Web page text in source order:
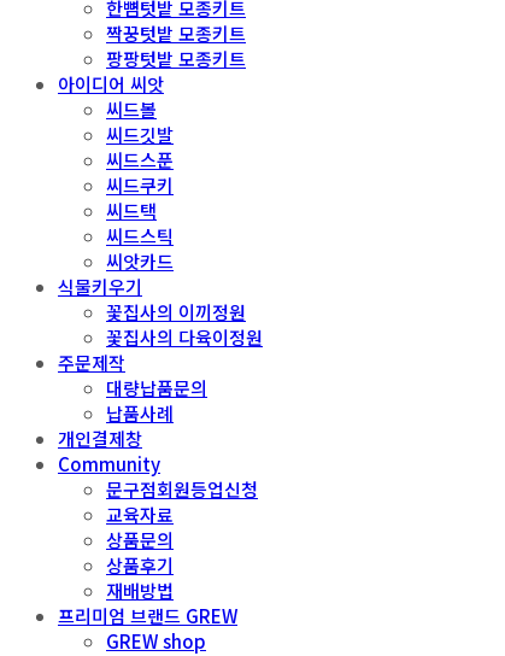
한뼘텃밭 모종키트
짝꿍텃밭 모종키트
팡팡텃밭 모종키트
아이디어 씨앗
씨드볼
씨드깃발
씨드스푼
씨드쿠키
씨드택
씨드스틱
씨앗카드
식물키우기
꽃집사의 이끼정원
꽃집사의 다육이정원
주문제작
대량납품문의
납품사례
개인결제창
Community
문구점회원등업신청
교육자료
상품문의
상품후기
재배방법
프리미엄 브랜드 GREW
GREW shop